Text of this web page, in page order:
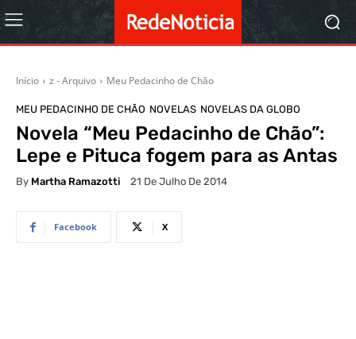
Início z - Arquivo Meu Pedacinho de Chão
MEU PEDACINHO DE CHÃO NOVELAS NOVELAS DA GLOBO
Novela “Meu Pedacinho de Chão”:
Lepe e Pituca fogem para as Antas
By Martha Ramazotti 21 De Julho De 2014
Facebook X